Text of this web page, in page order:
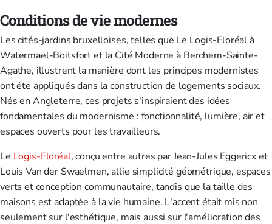
Conditions de vie modernes
Les cités-jardins bruxelloises, telles que Le Logis-Floréal à
Watermael-Boitsfort et la Cité Moderne à Berchem-Sainte-
Agathe, illustrent la manière dont les principes modernistes
ont été appliqués dans la construction de logements sociaux.
Nés en Angleterre, ces projets s'inspiraient des idées
fondamentales du modernisme : fonctionnalité, lumière, air et
espaces ouverts pour les travailleurs.
Le Logis-Floréal, conçu entre autres par Jean-Jules Eggericx et
Louis Van der Swaelmen, allie simplicité géométrique, espaces
verts et conception communautaire, tandis que la taille des
maisons est adaptée à la vie humaine. L'accent était mis non
seulement sur l'esthétique, mais aussi sur l'amélioration des